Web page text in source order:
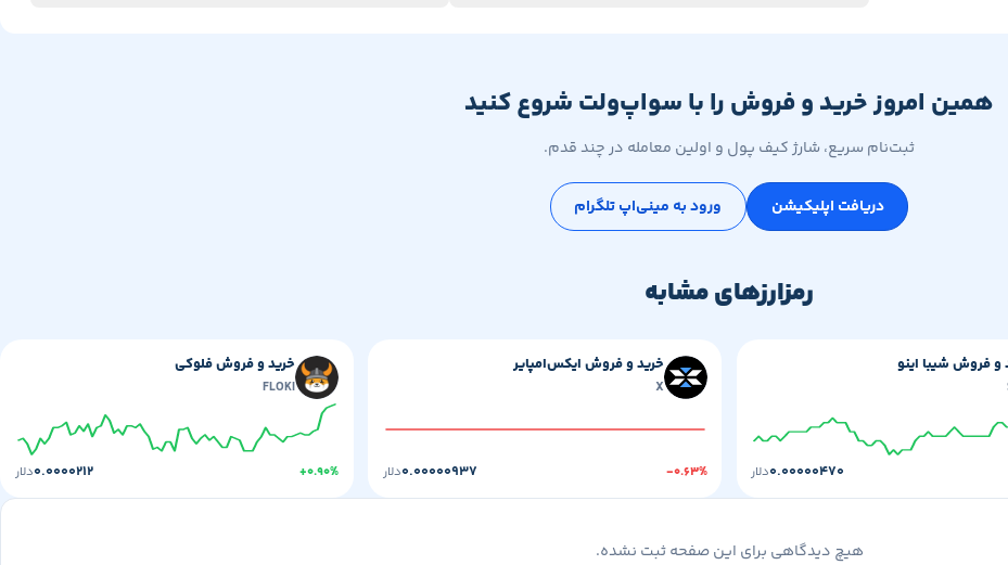
همین امروز خرید و فروش را با سواپ‌ولت شروع کنید
ثبت‌نام سریع، شارژ کیف پول و اولین معامله در چند قدم.
دریافت اپلیکیشن ورود به مینی‌اپ تلگرام
رمزارزهای مشابه
و فروش شیبا اینو
۰.۰۰۰۰۰۴۷۰دلار
خرید و فروش ایکس‌امپایر
X
-۰.۶۳% ۰.۰۰۰۰۰۹۳۷دلار
خرید و فروش فلوکی
FLOKI
+۰.۹۰% ۰.۰۰۰۰۲۱۲دلار
هیچ دیدگاهی برای این صفحه ثبت نشده.